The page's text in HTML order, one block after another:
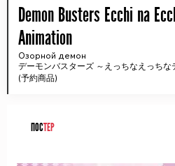
Выберите одну
Demon Busters Ecchi na
Animation
Озорной демон
デーモンバスターズ ～えっちなえっちな
(予約商品)
ПОСТЕР